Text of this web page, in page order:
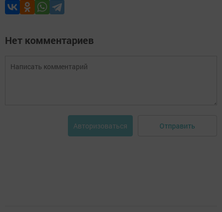
Нет комментариев
Авторизоваться Отправить